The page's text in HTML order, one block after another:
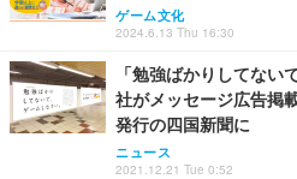
ゲーム文化
2024.6.13 Thu 16:30
「勉強ばかりしてない
社がメッセージ広告掲
発行の四国新聞に
ニュース
2021.12.21 Tue 0:52